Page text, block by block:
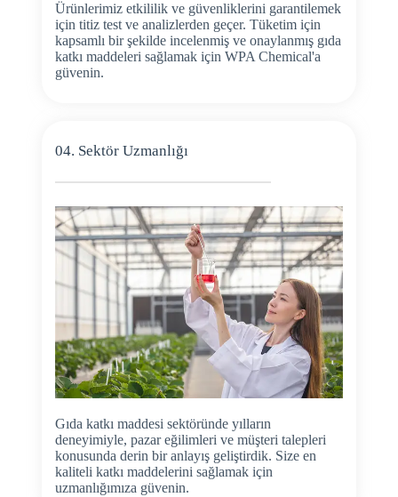
Ürünlerimiz etkililik ve güvenliklerini garantilemek
için titiz test ve analizlerden geçer. Tüketim için
kapsamlı bir şekilde incelenmiş ve onaylanmış gıda
katkı maddeleri sağlamak için WPA Chemical'a
güvenin.
04. Sektör Uzmanlığı
Gıda katkı maddesi sektöründe yılların
deneyimiyle, pazar eğilimleri ve müşteri talepleri
konusunda derin bir anlayış geliştirdik. Size en
kaliteli katkı maddelerini sağlamak için
uzmanlığımıza güvenin.